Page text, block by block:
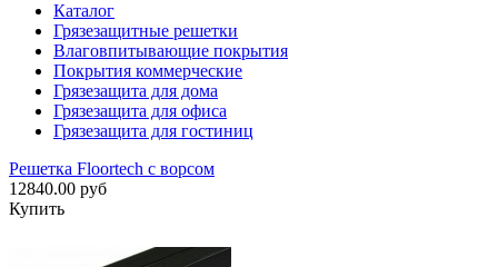
Каталог
Грязезащитные решетки
Влаговпитывающие покрытия
Покрытия коммерческие
Грязезащита для дома
Грязезащита для офиса
Грязезащита для гостиниц
Решетка Floortech с ворсом
12840.00 руб
Купить